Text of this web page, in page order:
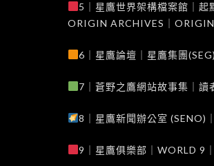
5｜星鷹世界架構檔案館｜
ORIGIN ARCHIVES｜
6｜星鷹論壇｜星鷹集團
7｜蒼野之鷹網站故事集｜
8｜星鷹新聞辦公室 (SENO)
9｜星鷹俱樂部｜WORLD 9